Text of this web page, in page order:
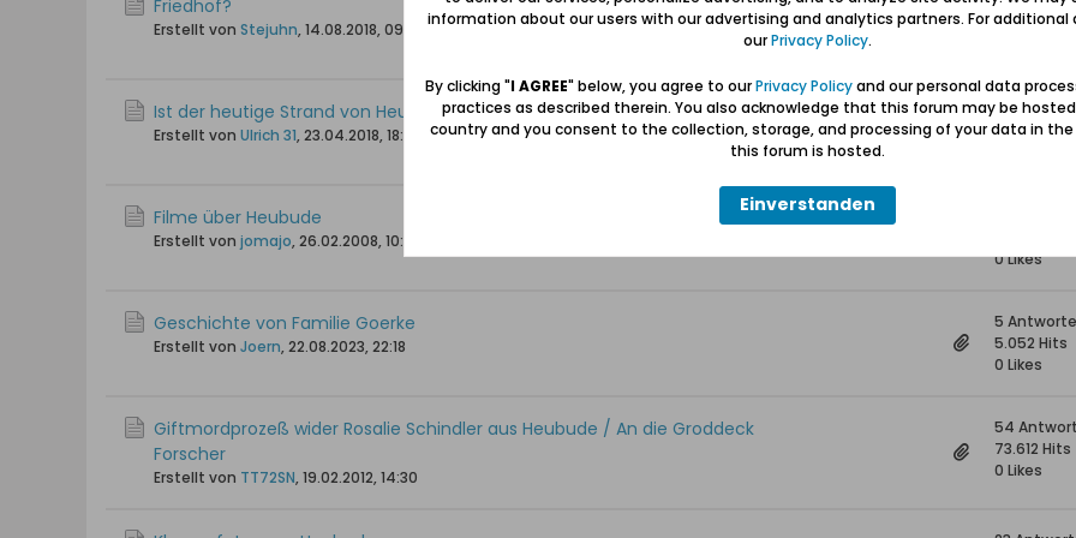
Friedhof?
Erstellt von Stejuhn, 14.08.2018, 09:12
18
20.408 Hits
Ist der heutige Strand von Heubude (Stogi) zu retten?
Erstellt von Ulrich 31, 23.04.2018, 18:16
40
43.088 Hits
Filme über Heubude
Erstellt von jomajo, 26.02.2008, 10:16
0 Likes
Geschichte von Familie Goerke
Erstellt von Joern, 22.08.2023, 22:18
5
5.052 Hits
0 Likes
Giftmordprozeß wider Rosalie Schindler aus Heubude / An die Groddeck
Forscher
Erstellt von TT72SN, 19.02.2012, 14:30
54
73.612 Hits
0 Likes
information about our users with our advertising and analytics partners. For additional
ourPrivacy Policy.
By clicking "I AGREE" below, you agree to ourPrivacy Policyand our personal data
practices as described therein. You also acknowledge that this forum may be
country and you consent to the collection, storage, and processing of your data in
this forum is hosted.
Einverstanden